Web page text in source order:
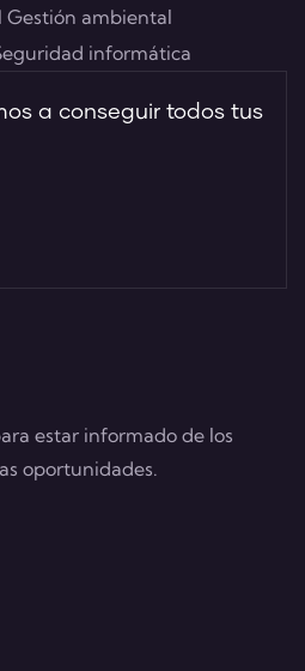
a conseguir todos tus
estar informado de los
oportunidades.